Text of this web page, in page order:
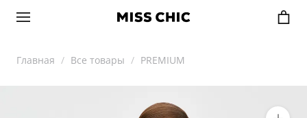
Главная Все товары PREMIUM